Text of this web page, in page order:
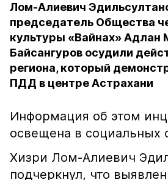
Лом-Алиевич
председатель Общества
культуры «Вайнах» Адлан
Байсангуров осудили
региона, который
ПДД в центре Астрахани
Информация об этом
освещена в социальных
Хизри Лом-Алиевич
подчеркнул, что